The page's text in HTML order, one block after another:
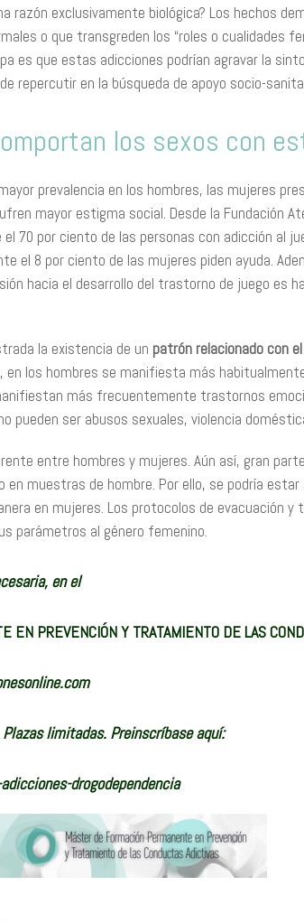
razón exclusivamente biológica? Los hechos
o que transgreden los “roles o cualidades
es que estas adicciones podrían agravar la
repercutir en la búsqueda de apoyo socio-
los sexos con
prevalencia en los hombres, las mujeres
mayor estigma social. Desde la Fundación
70 por ciento de las personas con adicción al
el 8 por ciento de las mujeres piden ayuda.
hacia el desarrollo del trastorno de juego es
la existencia de un patrón relacionado con
en los hombres se manifiesta más
más frecuentemente trastornos
pueden ser abusos sexuales, violencia
entre hombres y mujeres. Aún así, gran
en muestras de hombre. Por ello, se podría
en mujeres. Los protocolos de evacuación y
parámetros al género femenino.
en el
EN PREVENCIÓN Y TRATAMIENTO DE LAS
limitadas. Preinscríbase aquí:
drogodependencia